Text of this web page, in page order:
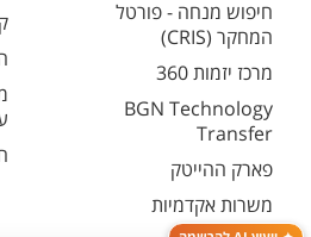
חיפוש מנחה - פורטל
המחקר (CRIS)
מרכז יזמות 360
BGN Technology
Transfer
פארק ההייטק
משרות אקדמיות